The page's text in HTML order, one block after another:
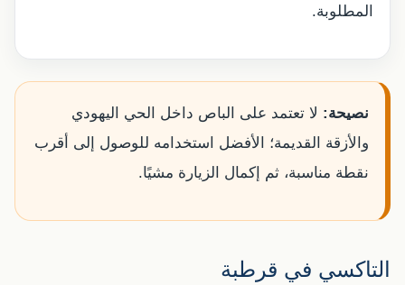
المطلوبة.
نصيحة: لا تعتمد على الباص داخل الحي اليهودي
والأزقة القديمة؛ الأفضل استخدامه للوصول إلى أقرب
نقطة مناسبة، ثم إكمال الزيارة مشيًا.
التاكسي في قرطبة